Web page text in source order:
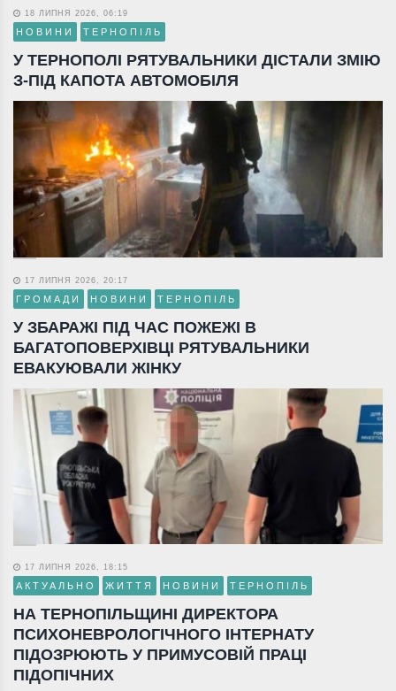
18 ЛИПНЯ 2026, 06:19
НОВИНИ ТЕРНОПІЛЬ
У ТЕРНОПОЛІ РЯТУВАЛЬНИКИ ДІСТАЛИ ЗМІЮ
З-ПІД КАПОТА АВТОМОБІЛЯ
17 ЛИПНЯ 2026, 20:17
ГРОМАДИ НОВИНИ ТЕРНОПІЛЬ
У ЗБАРАЖІ ПІД ЧАС ПОЖЕЖІ В
БАГАТОПОВЕРХІВЦІ РЯТУВАЛЬНИКИ
ЕВАКУЮВАЛИ ЖІНКУ
17 ЛИПНЯ 2026, 18:15
АКТУАЛЬНО ЖИТТЯ НОВИНИ ТЕРНОПІЛЬ
НА ТЕРНОПІЛЬЩИНІ ДИРЕКТОРА
ПСИХОНЕВРОЛОГІЧНОГО ІНТЕРНАТУ
ПІДОЗРЮЮТЬ У ПРИМУСОВІЙ ПРАЦІ
ПІДОПІЧНИХ